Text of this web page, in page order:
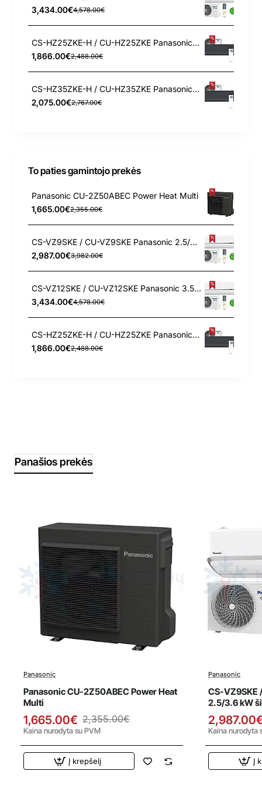
3,434.00€4,578.00€
CS-HZ25ZKE-H / CU-HZ25ZKE Panasonic 2.5/3.2 kW šilumos siurblys
1,866.00€2,488.00€
CS-HZ35ZKE-H / CU-HZ35ZKE Panasonic 3.5/4.2 kW šilumos siurblys
2,075.00€2,767.00€
To paties gamintojo prekės
Panasonic CU-2Z50ABEC Power Heat Multi
1,665.00€2,355.00€
CS-VZ9SKE / CU-VZ9SKE Panasonic 2.5/3.6 kW šilumos siurblys
2,987.00€3,982.00€
CS-VZ12SKE / CU-VZ12SKE Panasonic 3.5/4.2 kW šilumos siurblys
3,434.00€4,578.00€
CS-HZ25ZKE-H / CU-HZ25ZKE Panasonic 2.5/3.2 kW šilumos siurblys
1,866.00€2,488.00€
Panašios prekės
Išpardavimas
Naujiena
Panasonic
Panasonic CU-2Z50ABEC Power Heat
Multi
1,665.00€ 2,355.00€
Kaina nurodyta su PVM
Į krepšelį
Panasonic
CS-VZ9SKE
2.5/3.6 kW
Kaina nurodyta
Į